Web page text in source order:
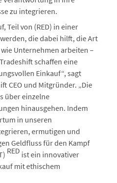
zu integrieren.
Teil von (RED) in einer
die dabei hilft, die Art
Unternehmen arbeiten –
schaffen eine
Einkauf“, sagt
CEO und Mitgründer. „Die
über einzelne
hinausgehen. Indem
in unseren
ermutigen und
Geldfluss für den Kampf
RED ist ein innovativer
mit ethischem